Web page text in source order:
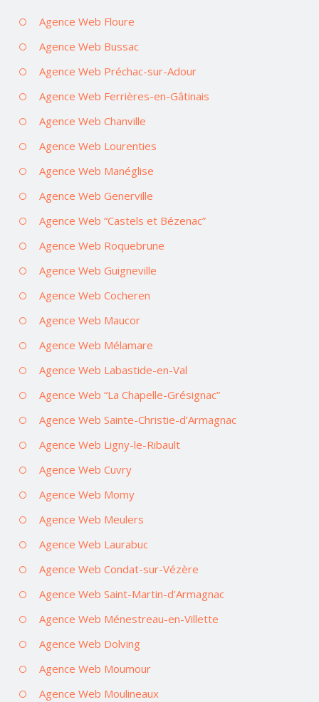
Agence Web Floure
Agence Web Bussac
Agence Web Préchac-sur-Adour
Agence Web Ferrières-en-Gâtinais
Agence Web Chanville
Agence Web Lourenties
Agence Web Manéglise
Agence Web Generville
Agence Web “Castels et Bézenac”
Agence Web Roquebrune
Agence Web Guigneville
Agence Web Cocheren
Agence Web Maucor
Agence Web Mélamare
Agence Web Labastide-en-Val
Agence Web “La Chapelle-Grésignac”
Agence Web Sainte-Christie-d’Armagnac
Agence Web Ligny-le-Ribault
Agence Web Cuvry
Agence Web Momy
Agence Web Meulers
Agence Web Laurabuc
Agence Web Condat-sur-Vézère
Agence Web Saint-Martin-d’Armagnac
Agence Web Ménestreau-en-Villette
Agence Web Dolving
Agence Web Moumour
Agence Web Moulineaux